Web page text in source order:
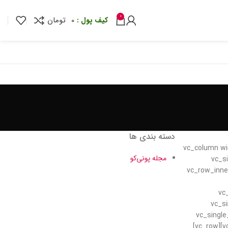
0
0 تومان
[/vc_column_inner][/vc_row_inner][vc_row_inner][vc_column_inner][nikan-offer][/
img_size=”full”
alignment=”center” onclick=”custom_link”
دسته بندی ها
مجله پونی‌کو